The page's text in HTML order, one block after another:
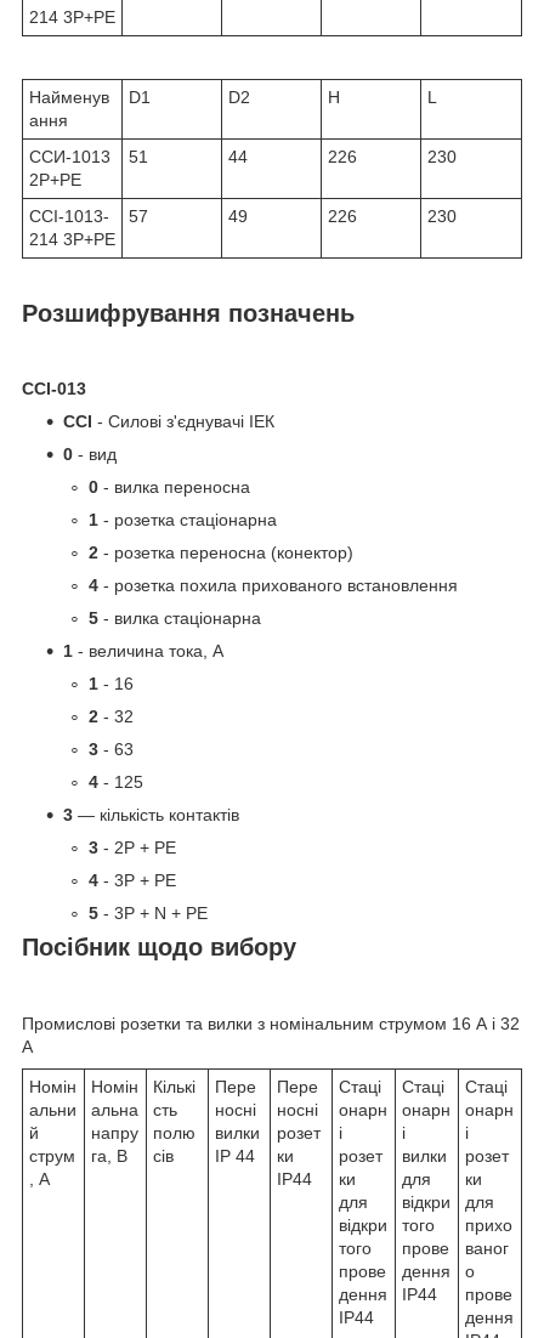
214 3P+PE
Найменув
ання
D1 D2 H L
ССИ-1013
2P+PE
51 44 226 230
ССІ-1013-
214 3P+PE
57 49 226 230
Розшифрування позначень
ССІ-013
ССІ - Силові з'єднувачі ІЕК
0 - вид
0 - вилка переносна
1 - розетка стаціонарна
2 - розетка переносна (конектор)
4 - розетка похила прихованого встановлення
5 - вилка стаціонарна
1 - величина тока, А
1 - 16
2 - 32
3 - 63
4 - 125
3 — кількість контактів
3 - 2P + PE
4 - 3P + PE
5 - 3P + N + PE
Посібник щодо вибору
Промислові розетки та вилки з номінальним струмом 16 А і 32
А
Номін
альни
й
струм
, A
Номін
альна
напру
га, B
Кількі
сть
полю
сів
Пере
носні
вилки
IP 44
Пере
носні
розет
ки
IP44
Стаці
онарн
і
розет
ки
для
відкри
того
прове
дення
IP44
Стаці
онарн
і
вилки
для
відкри
того
прове
дення
IP44
Стаці
онарн
і
розет
ки
для
прихо
ваног
о
прове
дення